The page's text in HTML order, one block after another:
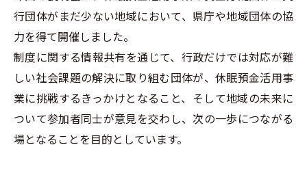
行団体がまだ少ない地域において、県庁や地域団体の協
力を得て開催しました。
制度に関する情報共有を通じて、行政だけでは対応が難
しい社会課題の解決に取り組む団体が、休眠預金活用事
業に挑戦するきっかけとなること、そして地域の未来に
ついて参加者同士が意見を交わし、次の一歩につながる
場となることを目的としています。